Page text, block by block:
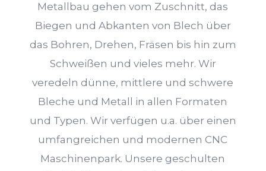
Metallbau gehen vom Zuschnitt, das
Biegen und Abkanten von Blech über
das Bohren, Drehen, Fräsen bis hin zum
Schweißen und vieles mehr. Wir
veredeln dünne, mittlere und schwere
Bleche und Metall in allen Formaten
und Typen. Wir verfügen u.a. über einen
umfangreichen und modernen CNC
Maschinenpark. Unsere geschulten